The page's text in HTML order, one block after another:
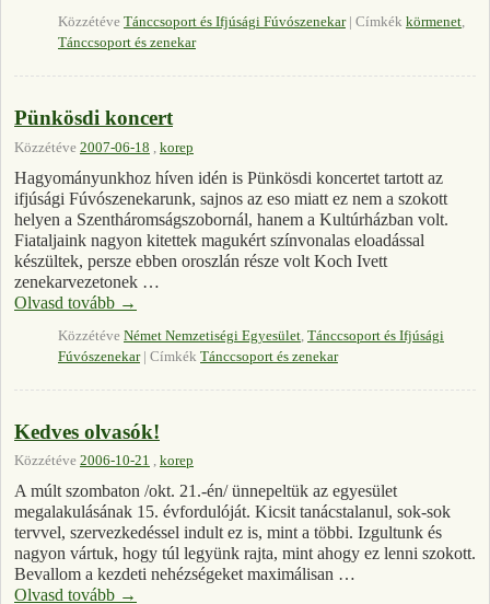
Közzétéve Tánccsoport és Ifjúsági Fúvószenekar Címkék körmenet,
Tánccsoport és zenekar
Pünkösdi koncert
Közzétéve 2007-06-18 , korep
Hagyományunkhoz híven idén is Pünkösdi koncertet tartott az
ifjúsági Fúvószenekarunk, sajnos az eso miatt ez nem a szokott
helyen a Szentháromságszobornál, hanem a Kultúrházban volt.
Fiataljaink nagyon kitettek magukért színvonalas eloadással
készültek, persze ebben oroszlán része volt Koch Ivett
zenekarvezetonek …
Olvasd tovább →
Közzétéve Német Nemzetiségi Egyesület, Tánccsoport és Ifjúsági
Fúvószenekar
Címkék Tánccsoport és zenekar
Kedves olvasók!
Közzétéve 2006-10-21 , korep
A múlt szombaton /okt. 21.-én/ ünnepeltük az egyesület
megalakulásának 15. évfordulóját. Kicsit tanácstalanul, sok-sok
tervvel, szervezkedéssel indult ez is, mint a többi. Izgultunk és
nagyon vártuk, hogy túl legyünk rajta, mint ahogy ez lenni szokott.
Bevallom a kezdeti nehézségeket maximálisan …
Olvasd tovább →